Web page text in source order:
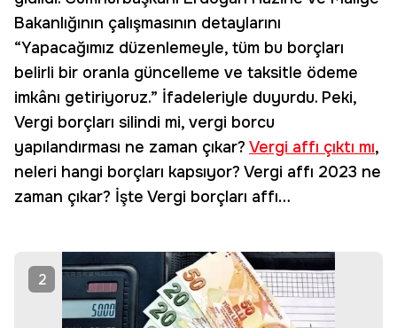
Bakanlığının çalışmasının detaylarını
“Yapacağımız düzenlemeyle, tüm bu borçları
belirli bir oranla güncelleme ve taksitle ödeme
imkânı getiriyoruz.” İfadeleriyle duyurdu. Peki,
Vergi borçları silindi mi, vergi borcu
yapılandırması ne zaman çıkar? Vergi affı çıktı mı,
neleri hangi borçları kapsıyor? Vergi affı 2023 ne
zaman çıkar? İşte Vergi borçları affı…
2